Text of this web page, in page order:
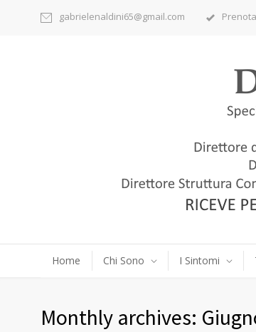
gabrielenaldini65@gmail.com
Home Chi Sono I Sintomi
Monthly archives: